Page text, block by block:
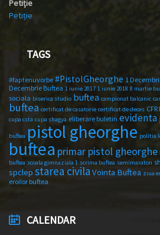
Petiție
Petiție
TAGS
#faptenuvorbe #PistolGheorghe 1
Decembrie Buftea 1 iunie 2017 1 iunie 2018 8 martie
sociala biserica studio buftea campionat balcanic
buftea certificat de casatorie certificat de deces
cupa csta cupa shagya eliberare buletin evidenta
buftea pistol gheorghe politia
buftea primar pistol gheorghe
buftea scoala gimnaziala 1 scrima buftea semimaraton
spclep starea civila Vointa Buftea ziua
eroilor buftea
CALENDAR